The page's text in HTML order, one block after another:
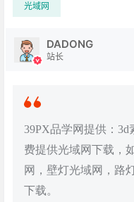
光域网
DADONG
站长
39PX品学网提供：
费提供光域网下载，
网，壁灯光域网，路
下载。